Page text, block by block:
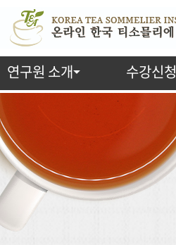
연구원 소개 수강신청